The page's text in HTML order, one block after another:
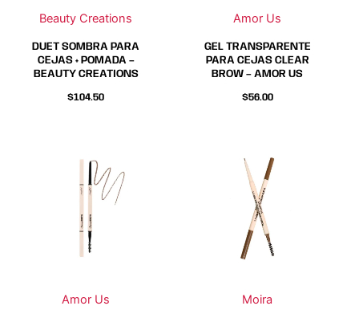
Beauty Creations
pueden
elegir
en
la
página
DUET SOMBRA PARA
CEJAS + POMADA –
BEAUTY CREATIONS
$104.50
pueden
elegir
en
la
página
Amor Us
GEL TRANSPARENTE
PARA CEJAS CLEAR
BROW – AMOR US
$56.00
Amor Us
producto
tiene
múltiples
variantes.
Las
pueden
producto
tiene
múltiples
pueden
Moira